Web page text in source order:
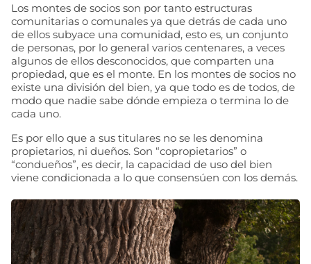
Los montes de socios son por tanto estructuras
comunitarias o comunales ya que detrás de cada uno
de ellos subyace una comunidad, esto es, un conjunto
de personas, por lo general varios centenares, a veces
algunos de ellos desconocidos, que comparten una
propiedad, que es el monte. En los montes de socios no
existe una división del bien, ya que todo es de todos, de
modo que nadie sabe dónde empieza o termina lo de
cada uno.
Es por ello que a sus titulares no se les denomina
propietarios, ni dueños. Son “copropietarios” o
“condueños”, es decir, la capacidad de uso del bien
viene condicionada a lo que consensúen con los demás.